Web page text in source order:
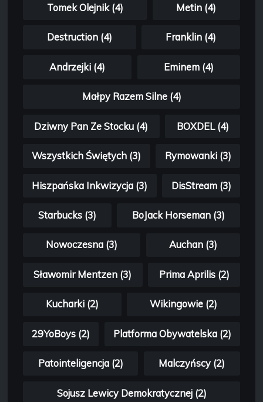
Tomek Olejnik (4) Metin (4)
Destruction (4) Franklin (4)
Andrzejki (4) Eminem (4)
Małpy Razem Silne (4)
Dziwny Pan Ze Stocku (4) BOXDEL (4)
Wszystkich Świętych (3) Rymowanki (3)
Hiszpańska Inkwizycja (3) DisStream (3)
Starbucks (3) BoJack Horseman (3)
Nowoczesna (3) Auchan (3)
Sławomir Mentzen (3) Prima Aprilis (2)
Kucharki (2) Wikingowie (2)
29YoBoys (2) Platforma Obywatelska (2)
Patointeligencja (2) Malczyńscy (2)
Sojusz Lewicy Demokratycznej (2)